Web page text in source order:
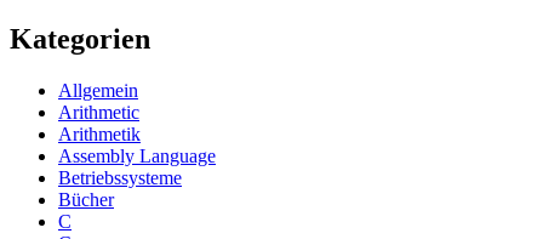
Kategorien
Allgemein
Arithmetic
Arithmetik
Assembly Language
Betriebssysteme
Bücher
C